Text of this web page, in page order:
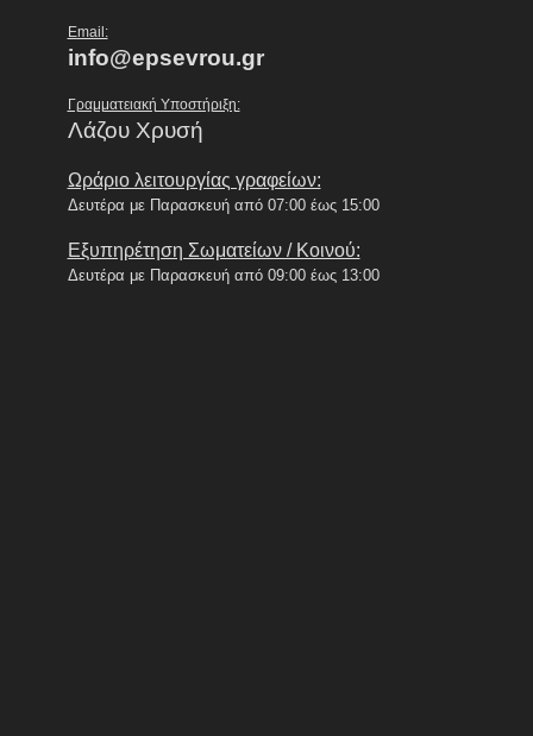
Email:
info@epsevrou.gr
Γραμματειακή Υποστήριξη:
Λάζου Χρυσή
Ωράριο λειτουργίας γραφείων:
Δευτέρα με Παρασκευή από 07:00 έως 15:00
Εξυπηρέτηση Σωματείων / Κοινού:
Δευτέρα με Παρασκευή από 09:00 έως 13:00